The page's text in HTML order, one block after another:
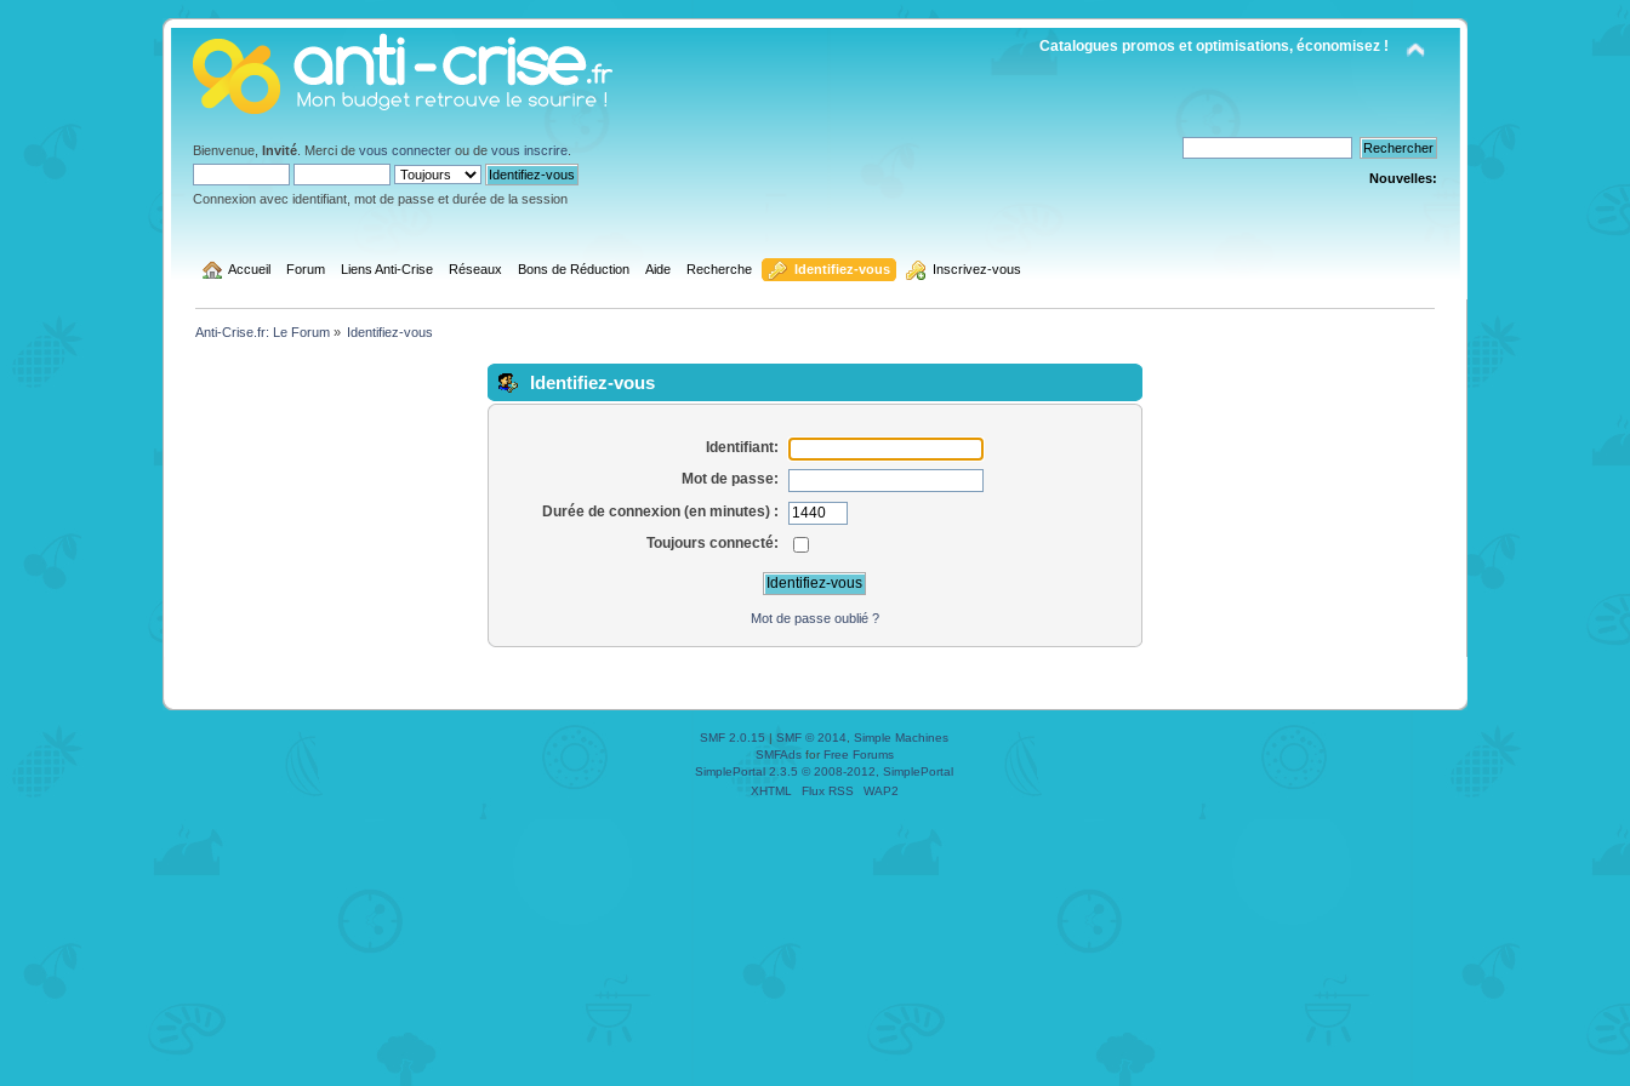
Catalogues promos et optimisations, économisez !
Bienvenue,Invité . Merci devous connecter ou devous inscrire
Connexion avec identifiant, mot de passe et durée de la session
Nouvelles:
Accueil Forum Liens Anti-Crise Réseaux Bons de Réduction Aide Recherche Identifiez-vous Inscrivez-vous
Anti-Crise.fr: Le Forum» Identifiez-vous
Identifiez-vous
Identifiant:
Mot de passe:
Durée de connexion (en minutes) :
Toujours connecté:
Mot de passe oublié ?
SMF 2.0.15 | SMF © 2014
Simple Machines
SMFAdsfor Free Forums
SimplePortal 2.3.5 © 2008-2012, SimplePortal
XHTML
Flux RSS WAP2